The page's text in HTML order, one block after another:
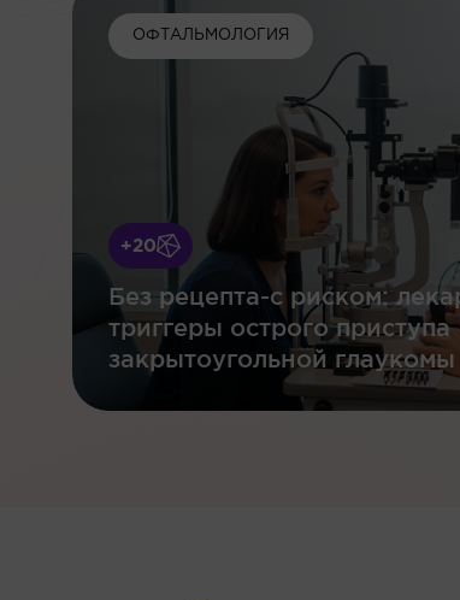
ОФТАЛЬМОЛОГИЯ
+20
Без рецепта-с риском:
триггеры острого приступа
закрытоугольной глаукомы